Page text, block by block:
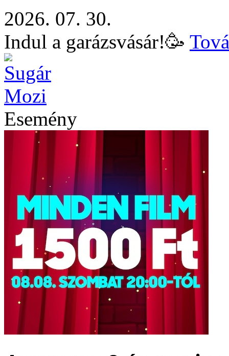
2026. 07. 30.
Indul a garázsvásár!🥳
Esemény